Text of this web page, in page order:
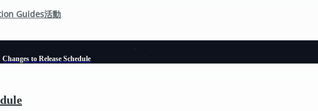
Guides活動
Changes to Release Schedule